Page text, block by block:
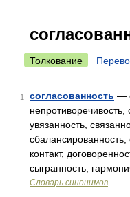
Толкование
1 согласованность —
непротиворечивость,
увязанность,
сбалансированность,
контакт,
сыгранность,
Словарь синонимов